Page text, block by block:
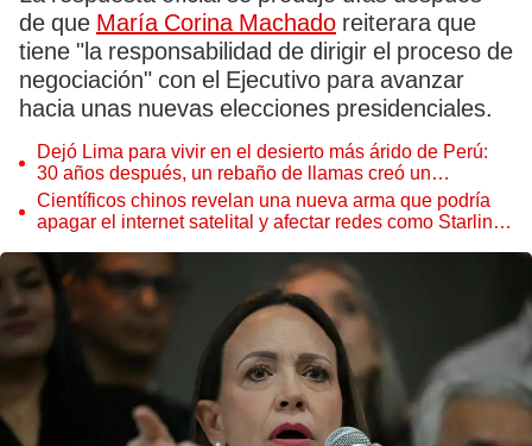
de que María Corina Machado reiterara que
tiene "la responsabilidad de dirigir el proceso de
negociación" con el Ejecutivo para avanzar
hacia unas nuevas elecciones presidenciales.
Dejó Lima para vivir en el desierto más árido de Perú:
30 años después, un rebaño de llamas creó un
sorprendente ecosistema
Científicos chinos revelan una nueva arma que podría
apagar el internet satelital y afectar redes como Starlink